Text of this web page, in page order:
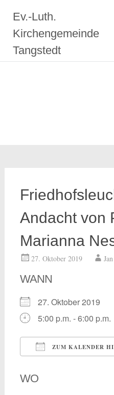
Inhalt
springen
Ev.-Luth.
Kirchengemeinde
Tangstedt
Andacht von
Marianna
27. Oktober 2019
WANN
27. Oktober 2019
5:00 p.m. - 6:00 p.m.
ZUM KALENDER
WO